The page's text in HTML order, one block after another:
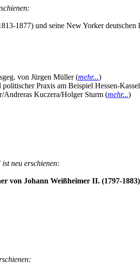
1877) und seine New Yorker
von Jürgen Müller (mehr...)
Praxis am Beispiel Hessen-
Andreras Kuczera/Holger Sturm (mehr...)
neu erschienen:
von Johann Weißheimer II. (1797-